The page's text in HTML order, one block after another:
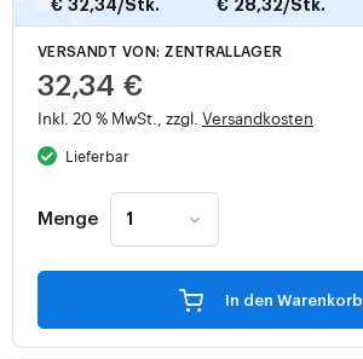
€ 32,34/Stk. € 28,32/Stk.
VERSANDT VON: ZENTRALLAGER
32,34 €
Inkl. 20 % MwSt., zzgl. Versandkosten
Lieferbar
Menge
In den Warenkorb